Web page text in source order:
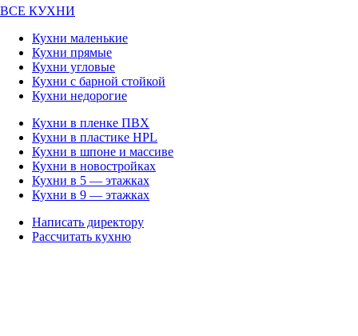
ВСЕ КУХНИ
Кухни маленькие
Кухни прямые
Кухни угловые
Кухни с барной стойкой
Кухни недорогие
Кухни в пленке ПВХ
Кухни в пластике HPL
Кухни в шпоне и массиве
Кухни в новостройках
Кухни в 5 — этажках
Кухни в 9 — этажках
Написать директору
Рассчитать кухню